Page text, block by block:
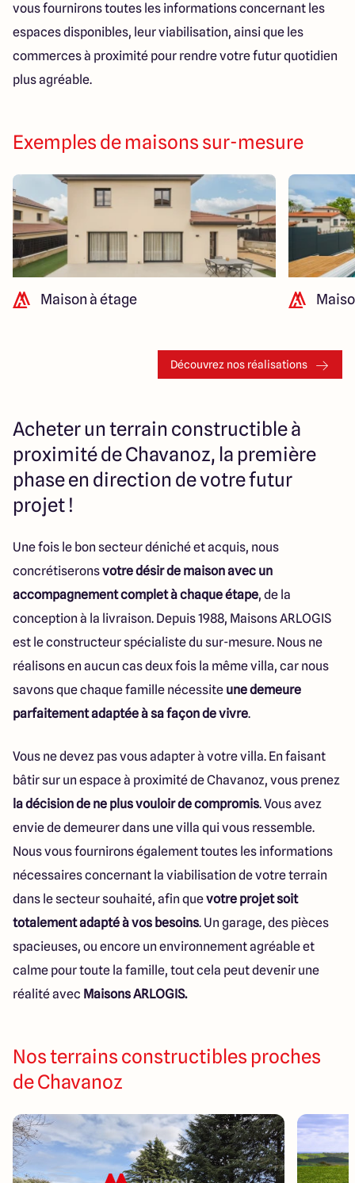
vous fournirons toutes les informations concernant les
espaces disponibles, leur viabilisation, ainsi que les
commerces à proximité pour rendre votre futur quotidien
plus agréable.
Exemples de maisons sur-mesure
Maison à étage
Découvrez nos réalisations
Acheter un terrain constructible à
proximité de Chavanoz, la première
phase en direction de votre futur
projet !
Une fois le bon secteur déniché et acquis, nous
concrétiseronsvotre désir de maison avec un
accompagnement complet à chaque étape, de la
conception à la livraison. Depuis 1988, Maisons ARLOGIS
est le constructeur spécialiste du sur-mesure. Nous ne
réalisons en aucun cas deux fois la même villa, car nous
savons que chaque famille nécessite une demeure
parfaitement adaptée à sa façon de vivre.
Vous ne devez pas vous adapter à votre villa. En faisant
bâtir sur un espace à proximité de Chavanoz, vous prenez
la décision de ne plus vouloir de compromis. Vous avez
envie de demeurer dans une villa qui vous ressemble.
Nous vous fournirons également toutes les informations
nécessaires concernant la viabilisation de votre terrain
dans le secteur souhaité, afin quevotre projet soit
totalement adapté à vos besoins. Un garage, des pièces
spacieuses, ou encore un environnement agréable et
calme pour toute la famille, tout cela peut devenir une
réalité avec Maisons ARLOGIS.
Nos terrains constructibles proches
de Chavanoz